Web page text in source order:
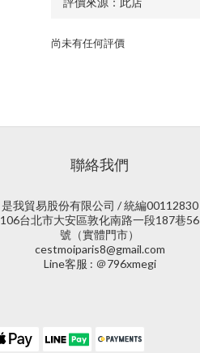
尚未有任何評價
聯絡我們
是我貿易股份有限公司 / 統編00112830
106台北市大安區敦化南路一段187巷56
號（實體門市）
cestmoiparis8@gmail.com
Line客服 : ＠796xmegi